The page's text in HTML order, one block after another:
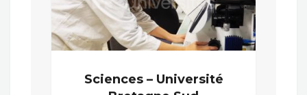
Sciences – Université